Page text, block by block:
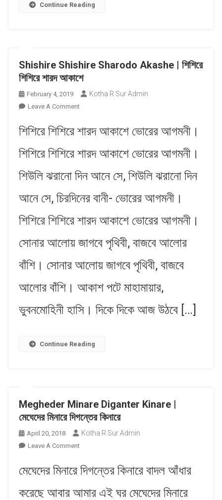
Continue Reading
Shishire Shishire Sharodo Akashe | শিশিরে
শিশিরে শারদ আকাশে
February 4, 2019 Kotha R Sur Admin
Leave A CommentOn
Shishire
Akashe
শিশিরে
শারদ
শিশিরে শিশিরে শারদ আকাশে ভোরের আগমনী।
শিশিরে শিশিরে শারদ আকাশে ভোরের আগমনী।
শিউলি ঝরানো দিন আনে সে, শিউলি ঝরানো দিন
আনে সে, চিরদিনের বানী- ভোরের আগমনী।
শিশিরে শিশিরে শারদ আকাশে ভোরের আগমনী।
সোনার আলোয় জাগবে পৃথিবী, বাজবে আলোর
বাঁশি। সোনার আলোয় জাগবে পৃথিবী, বাজবে
আলোর বাঁশি। আকাশ পটে মাহামায়ার,
ভুবনমোহিনী হাসি। দিকে দিকে আজ উঠবে […]
Continue Reading
Megheder Minare Diganter Kinare |
মেঘেদের মিনারে দিগন্তের কিনারে
April 20, 2018 Kotha R Sur Admin
Leave A CommentOn
Minare
Diganter
Kinare
মেঘেদের মিনারে দিগন্তের কিনারে বাদল আঁধার
করেছে আবার আমার এই ঘর​ মেঘেদের মিনারে